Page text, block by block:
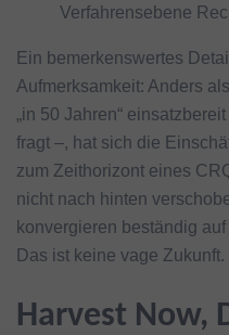
Verfahrensebene
Ein bemerkenswertes
Aufmerksamkeit: Anders
„in 50 Jahren“
fragt –, hat sich die
zum Zeithorizont eines
nicht nach hinten
konvergieren beständig
Das ist keine vage
Harvest Now,